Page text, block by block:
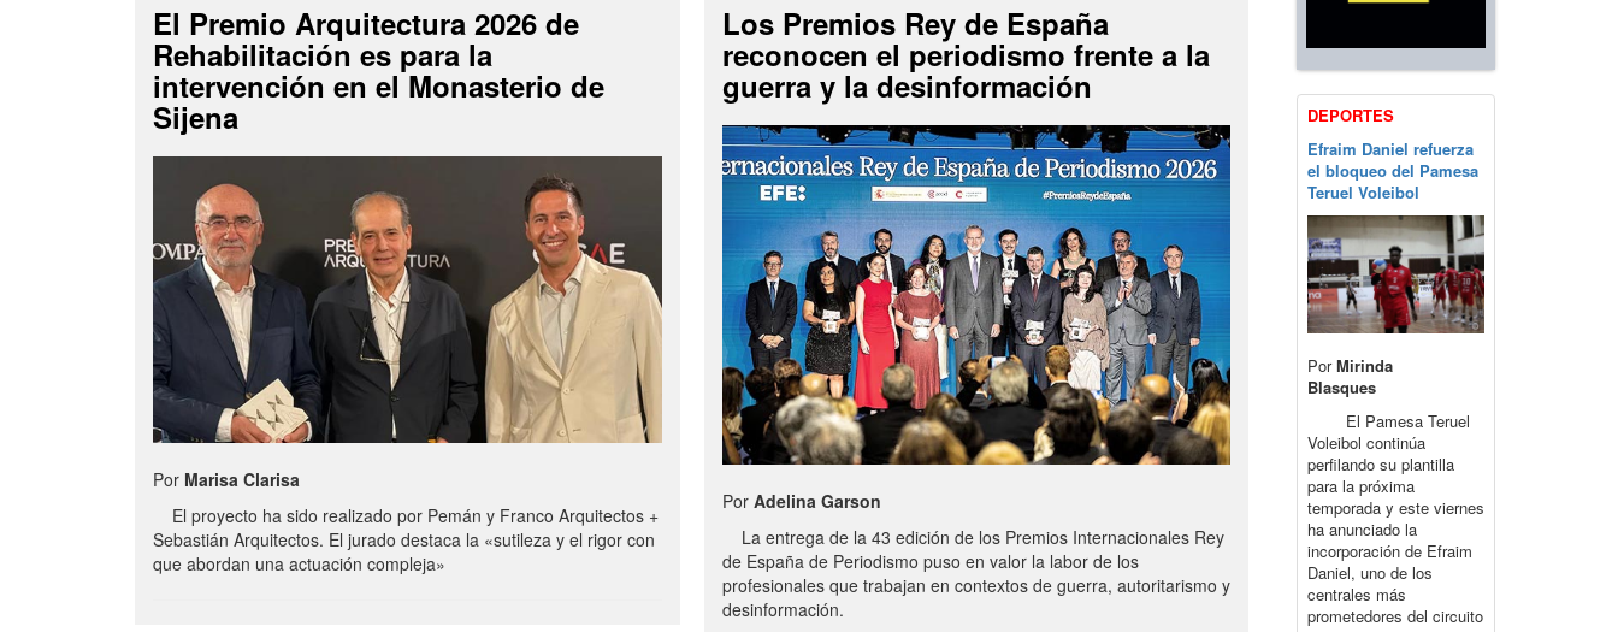
El Premio Arquitectura 2026 de
Rehabilitación es para la
intervención en el Monasterio de
Sijena
Por Marisa Clarisa
El proyecto ha sido realizado por Pemán y Franco Arquitectos +
Sebastián Arquitectos. El jurado destaca la «sutileza y el rigor con
que abordan una actuación compleja»
Los Premios Rey de España
reconocen el periodismo frente a la
guerra y la desinformación
Por Adelina Garson
La entrega de la 43 edición de los Premios Internacionales Rey
de España de Periodismo puso en valor la labor de los
profesionales que trabajan en contextos de guerra, autoritarismo y
desinformación.
DEPORTES
Efraim Daniel refuerza
el bloqueo del Pamesa
Teruel Voleibol
PorMirinda
Blasques
El Pamesa Teruel
Voleibol continúa
perfilando su plantilla
para la próxima
temporada y este viernes
ha anunciado la
incorporación de Efraim
Daniel, uno de los
centrales más
prometedores del circuito